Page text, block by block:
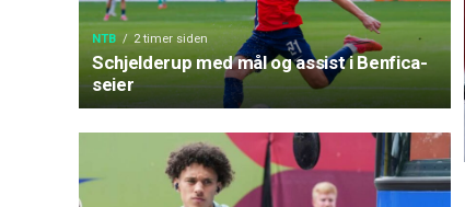
NTB 2 timer siden
Schjelderup med mål og assist i Benfica-
seier